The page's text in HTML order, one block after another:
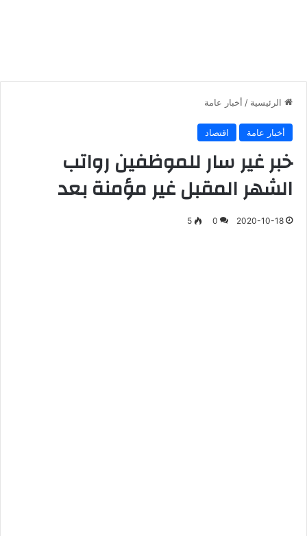
الرئيسية / أخبار عامة
أخبار عامة اقتصاد
خبر غير سار للموظفين رواتب
الشهر المقبل غير مؤمنة بعد
2020-10-18
0
5